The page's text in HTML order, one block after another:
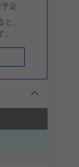
定
、